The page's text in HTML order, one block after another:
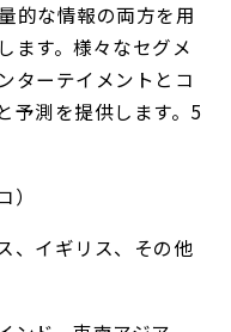
的な情報の両方を用
ます。様々なセグメ
ターテイメントとコ
予測を提供します。5
、イギリス、その他